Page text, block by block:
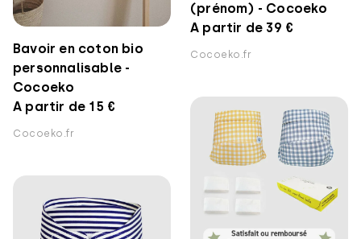
(prénom) - Cocoeko
A partir de 39 €
Cocoeko.fr
Bavoir en coton bio
personnalisable -
Cocoeko
A partir de 15 €
Cocoeko.fr